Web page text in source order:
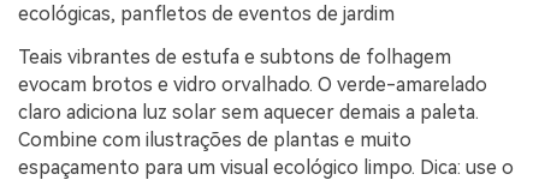
ecológicas, panfletos de eventos de jardim
Teais vibrantes de estufa e subtons de folhagem
evocam brotos e vidro orvalhado. O verde-amarelado
claro adiciona luz solar sem aquecer demais a paleta.
Combine com ilustrações de plantas e muito
espaçamento para um visual ecológico limpo. Dica: use o